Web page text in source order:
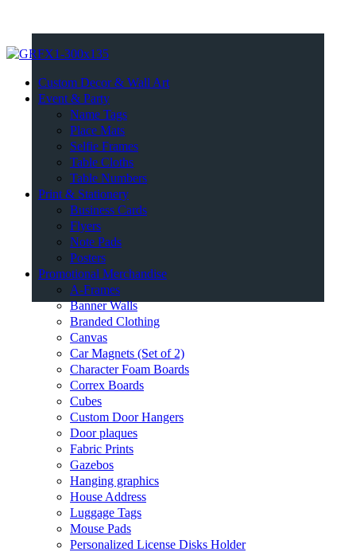
Custom Decor & Wall Art
Event & Party
Name Tags
Place Mats
Selfie Frames
Table Cloths
Table Numbers
Print & Stationery
Business Cards
Flyers
Note Pads
Posters
Promotional Merchandise
A-Frames
Banner Walls
Branded Clothing
Canvas
Car Magnets (Set of 2)
Character Foam Boards
Correx Boards
Cubes
Custom Door Hangers
Door plaques
Fabric Prints
Gazebos
Hanging graphics
House Address
Luggage Tags
Mouse Pads
Personalized License Disks Holder